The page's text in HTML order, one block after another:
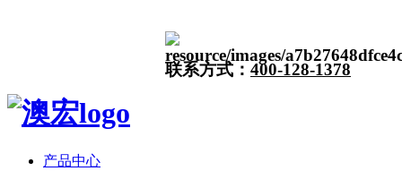
联系方式： 400-128-1378
产品中心